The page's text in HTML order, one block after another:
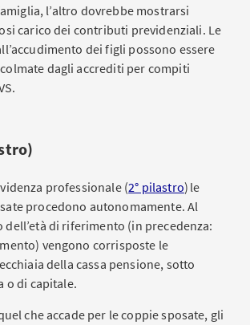
l’altro dovrebbe mostrarsi
carico dei contributi previdenziali. Le
dei figli possono essere
dagli accrediti per compiti
professionale (2° pilastro) le
procedono autonomamente. Al
di riferimento (in precedenza:
vengono corrisposte le
della cassa pensione, sotto
o di capitale.
che accade per le coppie sposate, gli